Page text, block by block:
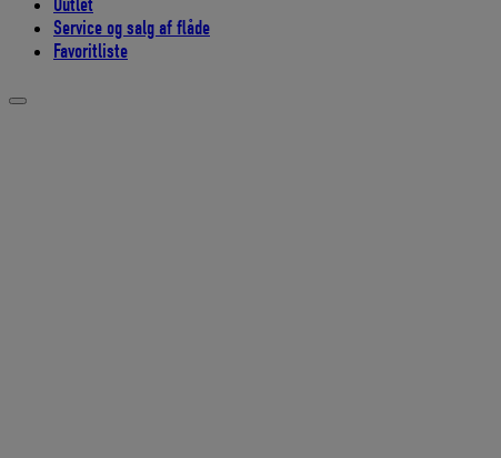
Outlet
Service og salg af flåde
Favoritliste